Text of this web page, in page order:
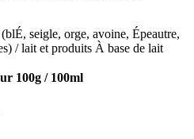
seigle, orge, avoine, Épeautre,
/ lait et produits À base de lait
100g / 100ml